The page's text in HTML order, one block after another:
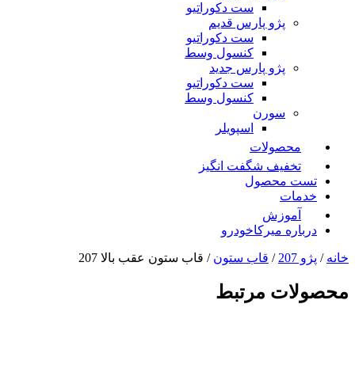
ست دکوراتیو
پژو پارس قدیم
ست دکوراتیو
کنسول وسط
پژو پارس جدید
ست دکوراتیو
کنسول وسط
سورن
اسپویلر
محصولات
تخفیف شگفت انگیز
تست محصول
خدمات
آموزش
درباره میرکاخودرو
خانه / پژو 207 / قاب ستون / قاب ستون عقب بالا 207
محصولات مرتبط